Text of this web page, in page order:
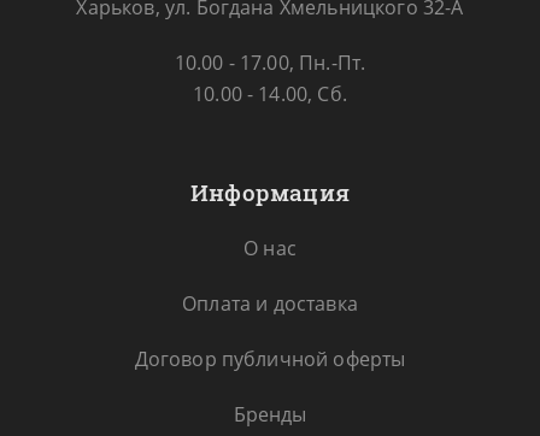
Харьков, ул. Богдана Хмельницкого 32-А
10.00 - 17.00, Пн.-Пт.
10.00 - 14.00, Сб.
Информация
О нас
Оплата и доставка
Договор публичной оферты
Бренды